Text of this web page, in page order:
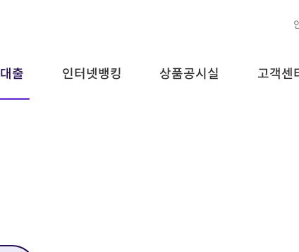
대출 인터넷뱅킹 상품공시실 고객센